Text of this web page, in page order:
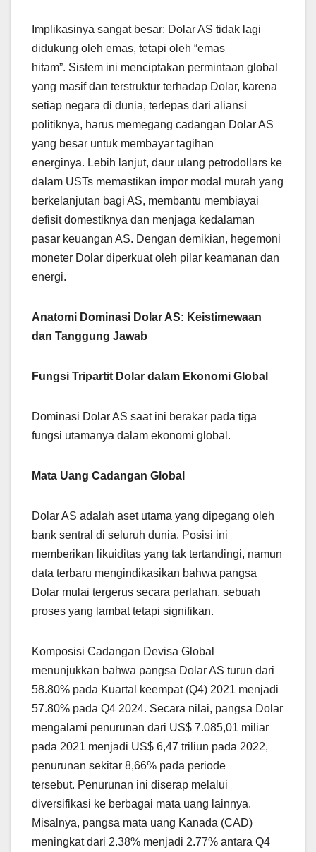
Implikasinya sangat besar: Dolar AS tidak lagi
didukung oleh emas, tetapi oleh “emas
hitam”. Sistem ini menciptakan permintaan global
yang masif dan terstruktur terhadap Dolar, karena
setiap negara di dunia, terlepas dari aliansi
politiknya, harus memegang cadangan Dolar AS
yang besar untuk membayar tagihan
energinya. Lebih lanjut, daur ulang petrodollars ke
dalam USTs memastikan impor modal murah yang
berkelanjutan bagi AS, membantu membiayai
defisit domestiknya dan menjaga kedalaman
pasar keuangan AS. Dengan demikian, hegemoni
moneter Dolar diperkuat oleh pilar keamanan dan
energi.
Anatomi Dominasi Dolar AS: Keistimewaan
dan Tanggung Jawab
Fungsi Tripartit Dolar dalam Ekonomi Global
Dominasi Dolar AS saat ini berakar pada tiga
fungsi utamanya dalam ekonomi global.
Mata Uang Cadangan Global
Dolar AS adalah aset utama yang dipegang oleh
bank sentral di seluruh dunia. Posisi ini
memberikan likuiditas yang tak tertandingi, namun
data terbaru mengindikasikan bahwa pangsa
Dolar mulai tergerus secara perlahan, sebuah
proses yang lambat tetapi signifikan.
Komposisi Cadangan Devisa Global
menunjukkan bahwa pangsa Dolar AS turun dari
58.80% pada Kuartal keempat (Q4) 2021 menjadi
57.80% pada Q4 2024. Secara nilai, pangsa Dolar
mengalami penurunan dari US$ 7.085,01 miliar
pada 2021 menjadi US$ 6,47 triliun pada 2022,
penurunan sekitar 8,66% pada periode
tersebut. Penurunan ini diserap melalui
diversifikasi ke berbagai mata uang lainnya.
Misalnya, pangsa mata uang Kanada (CAD)
meningkat dari 2.38% menjadi 2.77% antara Q4